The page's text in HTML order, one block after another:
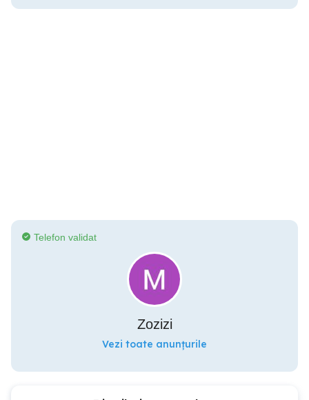
Telefon validat
Zozizi
Vezi toate anunțurile